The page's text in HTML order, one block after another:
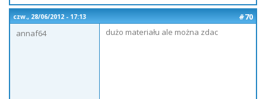
czw., 28/06/2012 - 17:13
#70
annaf64
dużo materiału ale można zdac